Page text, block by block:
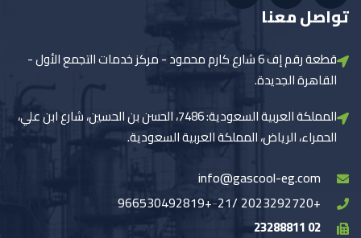
تواصل معنا
قطعة رقم إف 6 شارع كارم محمود - مركز خدمات التجمع الأول -
القاهرة الجديدة.
المملكة العربية السعودية: 7486، الحسن بن الحسين، شارع ابن علي،
الحمراء، الرياض، المملكة العربية السعودية.
info@gascool-eg.com
+2023292720 /21
-
+966530492819
02 23288811